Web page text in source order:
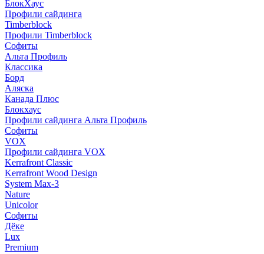
БлокХаус
Профили сайдинга
Timberblock
Профили Timberblock
Софиты
Альта Профиль
Классика
Борд
Аляска
Канада Плюс
Блокхаус
Профили сайдинга Альта Профиль
Софиты
VOX
Профили сайдинга VOX
Kerrafront Classic
Kerrafront Wood Design
System Max-3
Nature
Unicolor
Софиты
Дёке
Lux
Premium